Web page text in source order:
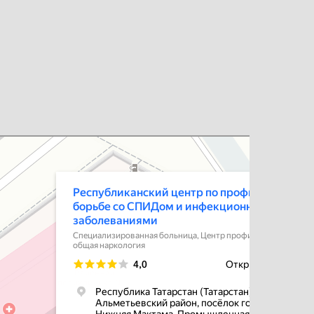
центр по профилактике и борьбе со СПИДом и
заболеваниями
больница в Республике Татарстан
профилактики СПИДа в Республике Татарстан